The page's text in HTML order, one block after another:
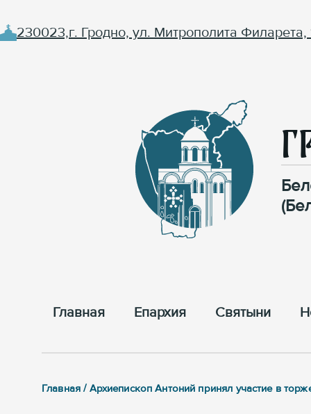
230023,г. Гродно, ул. Митрополита Филарета,
Главная Епархия Cвятыни
Главная / Архиепископ Антоний принял участие в